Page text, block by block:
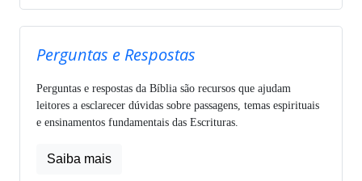
Perguntas e Respostas
Perguntas e respostas da Bíblia são recursos que ajudam
leitores a esclarecer dúvidas sobre passagens, temas espirituais
e ensinamentos fundamentais das Escrituras.
Saiba mais